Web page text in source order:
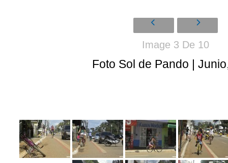
Image 3 De 10
Foto Sol de Pando |